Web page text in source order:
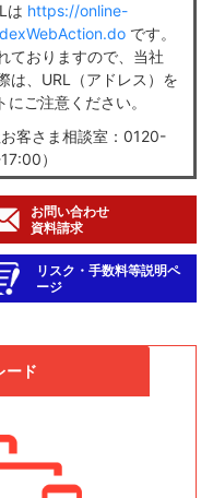
は https://online-
です。
ておりますので、当社
は、URL（アドレス）を
ご注意ください。
お客さま相談室：0120-
）
お問い合わせ
資料請求
リスク・手数料等説明ペ
ージ
ード